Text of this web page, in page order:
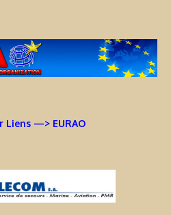
Liens —> EURAO